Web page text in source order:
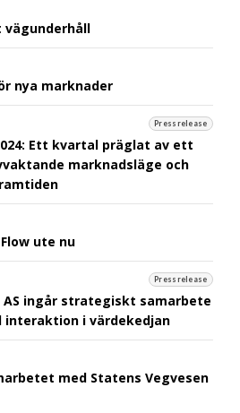
vägunderhåll
nya marknader
Pressrelease
Ett kvartal präglat av ett
marknadsläge och
ute nu
Pressrelease
AS ingår strategiskt samarbete
i värdekedjan
med Statens Vegvesen